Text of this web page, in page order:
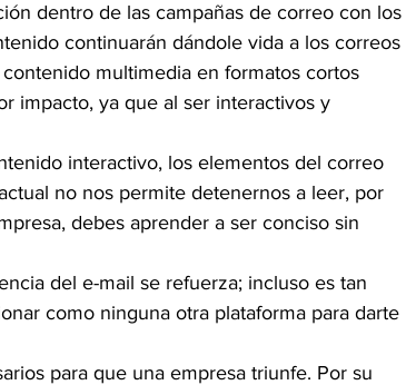
dentro de las campañas de correo con los
continuarán dándole vida a los correos
multimedia en formatos cortos
impacto, ya que al ser interactivos y
interactivo, los elementos del correo
no nos permite detenernos a leer, por
debes aprender a ser conciso sin
del e-mail se refuerza; incluso es tan
como ninguna otra plataforma para darte
para que una empresa triunfe. Por su